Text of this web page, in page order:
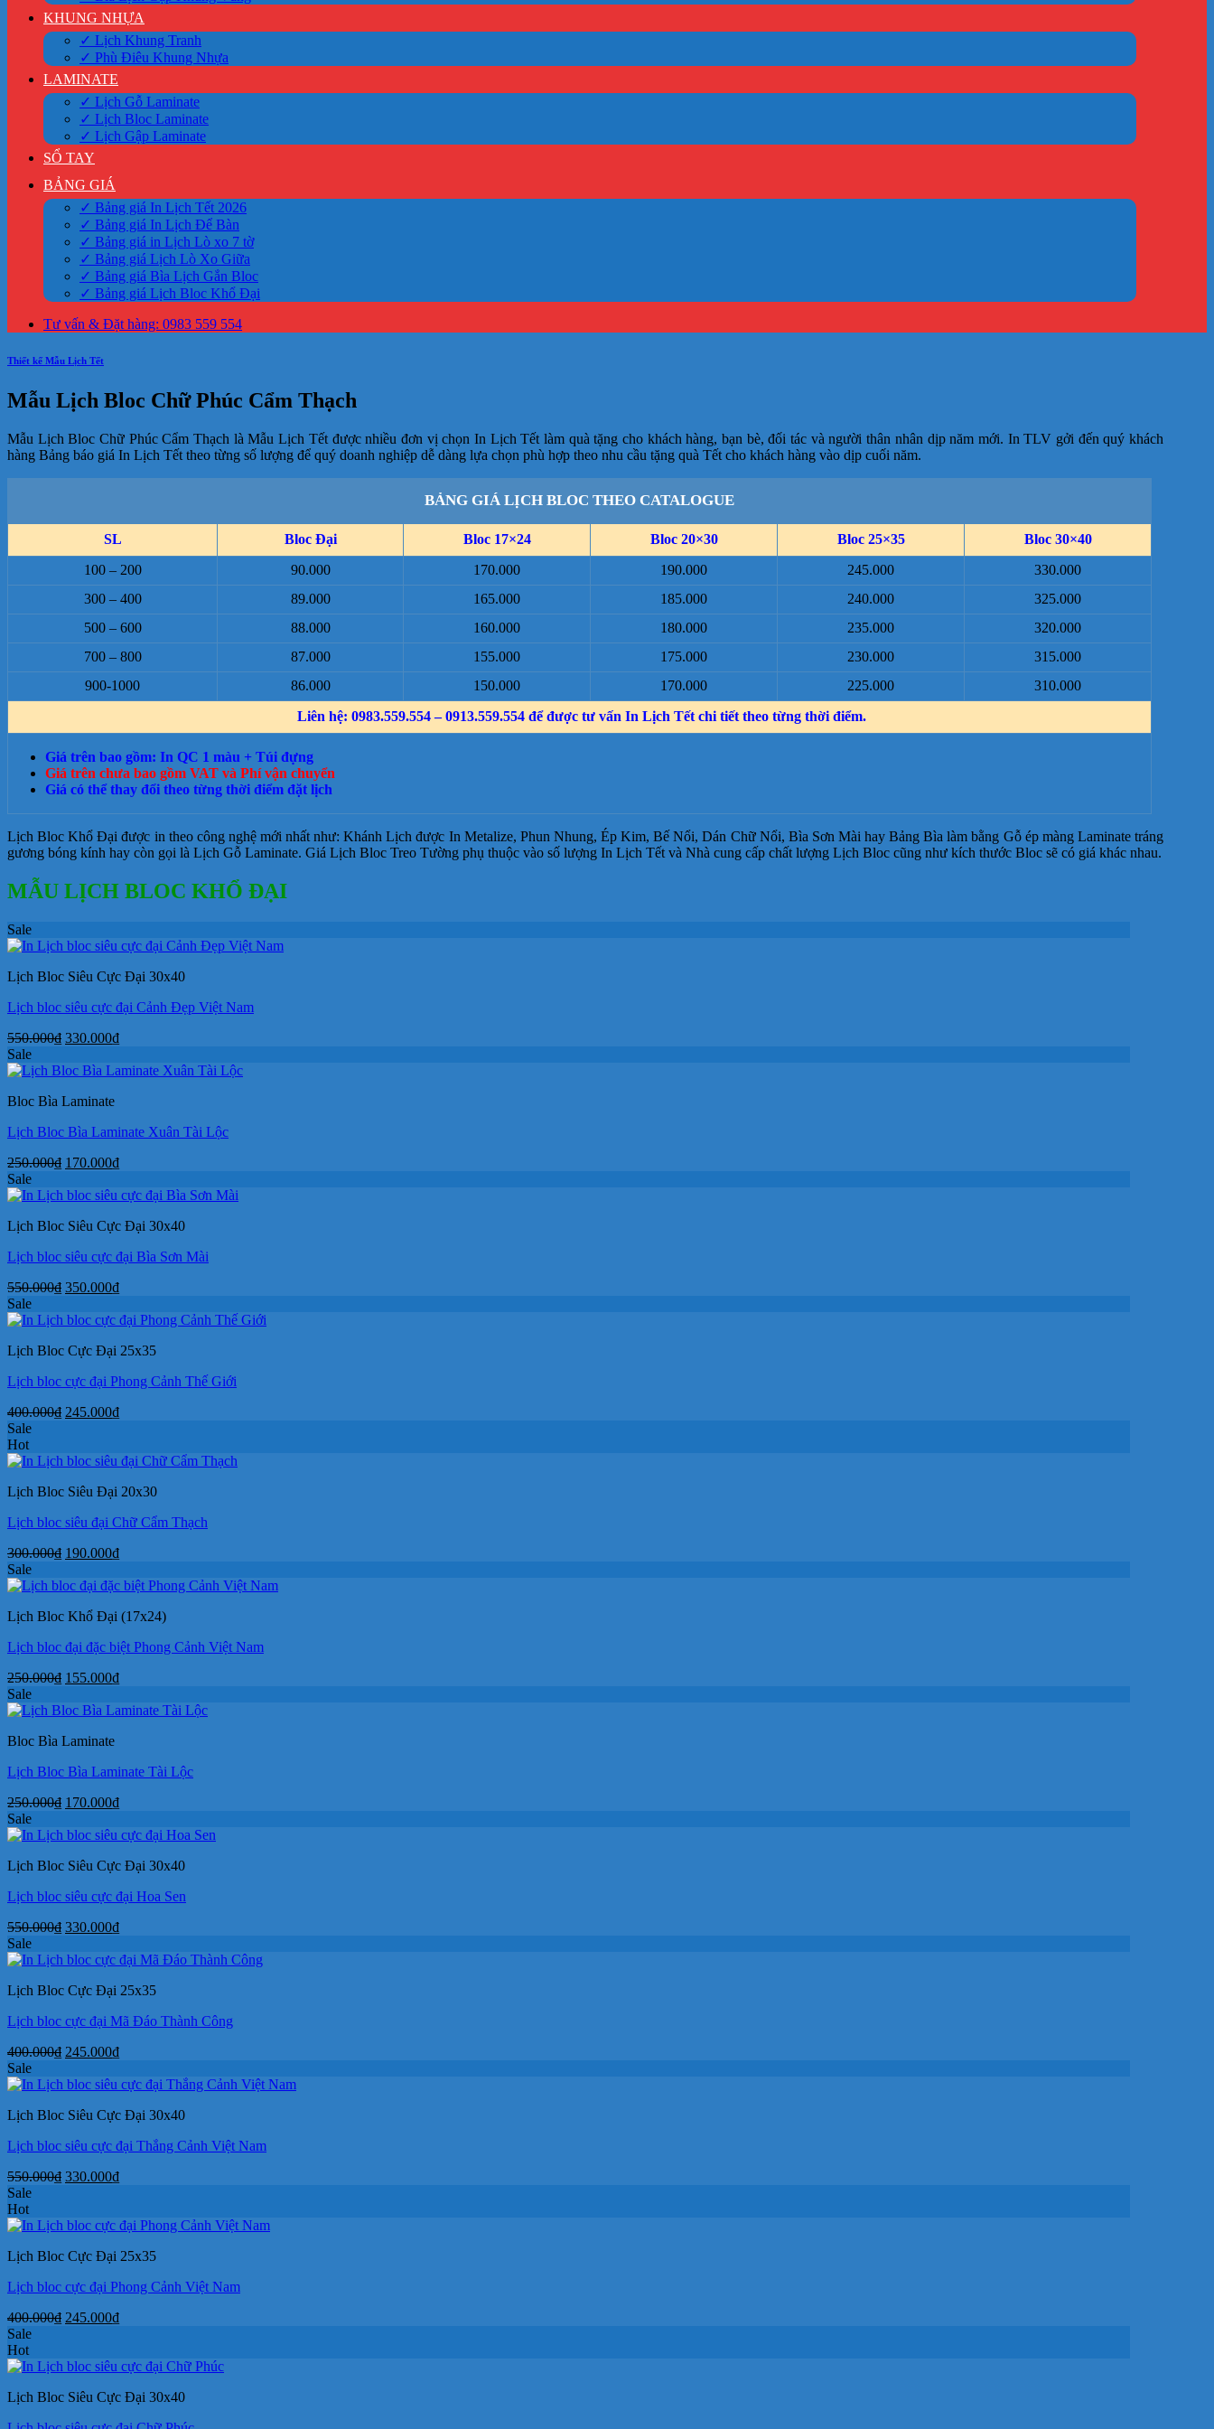
KHUNG NHỰA
✓ Lịch Khung Tranh
✓ Phù Điêu Khung Nhựa
LAMINATE
✓ Lịch Gỗ Laminate
✓ Lịch Bloc Laminate
✓ Lịch Gập Laminate
SỔ TAY
BẢNG GIÁ
✓ Bảng giá In Lịch Tết 2026
✓ Bảng giá In Lịch Để Bàn
✓ Bảng giá in Lịch Lò xo 7 tờ
✓ Bảng giá Lịch Lò Xo Giữa
✓ Bảng giá Bìa Lịch Gắn Bloc
✓ Bảng giá Lịch Bloc Khổ Đại
Tư vấn & Đặt hàng: 0983 559 554
Thiết kế Mẫu Lịch Tết
Mẫu Lịch Bloc Chữ Phúc Cẩm Thạch
Mẫu Lịch Bloc Chữ Phúc Cẩm Thạch là Mẫu Lịch Tết được nhiều đơn vị chọn In Lịch Tết làm quà tặng cho khách hàng, bạn bè, đối tác và người thân nhân dịp năm mới. In TLV gởi đến quý khách
hàng Bảng báo giá In Lịch Tết theo từng số lượng để quý doanh nghiệp dễ dàng lựa chọn phù hợp theo nhu cầu tặng quà Tết cho khách hàng vào dịp cuối năm.
BẢNG GIÁ LỊCH BLOC THEO CATALOGUE
SL Bloc Đại Bloc 17×24 Bloc 20×30 Bloc 25×35
Bloc 30×40
100 – 200
90.000 170.000 190.000 245.000
330.000
300 – 400
89.000 165.000 185.000 240.000
325.000
500 – 600
88.000 160.000 180.000 235.000
320.000
700 – 800
87.000 155.000 175.000 230.000
315.000
900-1000
86.000 150.000 170.000 225.000
310.000
Liên hệ: 0983.559.554 – 0913.559.554 để được tư vấn In Lịch Tết chi tiết theo từng thời điểm.
Giá trên bao gồm: In QC 1 màu + Túi đựng
Giá trên chưa bao gồm VAT và Phí vận chuyển
Giá có thể thay đổi theo từng thời điểm đặt lịch
Lịch Bloc Khổ Đại được in theo công nghệ mới nhất như: Khánh Lịch được In Metalize, Phun Nhung, Ép Kim, Bế Nổi, Dán Chữ Nổi, Bìa Sơn Mài hay Bảng Bìa làm bằng Gỗ ép màng Laminate tráng
gương bóng kính hay còn gọi là Lịch Gỗ Laminate. Giá Lịch Bloc Treo Tường phụ thuộc vào số lượng In Lịch Tết và Nhà cung cấp chất lượng Lịch Bloc cũng như kích thước Bloc sẽ có giá khác nhau.
MẪU LỊCH BLOC KHỔ ĐẠI
Sale
Lịch Bloc Siêu Cực Đại 30x40
Lịch bloc siêu cực đại Cảnh Đẹp Việt Nam
550.000₫ Giá
là:
330.000₫Giá
tại
Sale
Bloc Bìa Laminate
Lịch Bloc Bìa Laminate Xuân Tài Lộc
250.000₫ Giá
là:
170.000₫Giá
tại
170.000₫.
Sale
Lịch Bloc Siêu Cực Đại 30x40
Lịch bloc siêu cực đại Bìa Sơn Mài
550.000₫ Giá
là:
350.000₫Giá
tại
350.000₫.
Sale
Lịch Bloc Cực Đại 25x35
Lịch bloc cực đại Phong Cảnh Thế Giới
400.000₫ Giá
400.000₫.
245.000₫Giá
là:
Sale
Hot
Lịch Bloc Siêu Đại 20x30
Lịch bloc siêu đại Chữ Cẩm Thạch
300.000₫ Giá
là:
190.000₫Giá
tại
190.000₫.
Sale
Lịch Bloc Khổ Đại (17x24)
Lịch bloc đại đặc biệt Phong Cảnh Việt Nam
250.000₫ Giá
là:
155.000₫Giá
tại
Sale
Bloc Bìa Laminate
Lịch Bloc Bìa Laminate Tài Lộc
250.000₫ Giá
là:
170.000₫Giá
tại
170.000₫.
Sale
Lịch Bloc Siêu Cực Đại 30x40
Lịch bloc siêu cực đại Hoa Sen
550.000₫ Giá
là:
330.000₫Giá
tại
330.000₫.
Sale
Lịch Bloc Cực Đại 25x35
Lịch bloc cực đại Mã Đáo Thành Công
400.000₫ Giá
là:
245.000₫Giá
tại
245.000₫.
Sale
Lịch Bloc Siêu Cực Đại 30x40
Lịch bloc siêu cực đại Thắng Cảnh Việt Nam
550.000₫ Giá
550.000₫.
330.000₫Giá
là:
Sale
Hot
Lịch Bloc Cực Đại 25x35
Lịch bloc cực đại Phong Cảnh Việt Nam
400.000₫ Giá
400.000₫.
245.000₫Giá
là:
Sale
Hot
Lịch Bloc Siêu Cực Đại 30x40